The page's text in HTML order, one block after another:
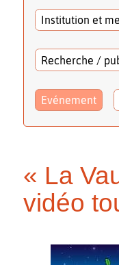
Institution et
Recherche /
Evénement
« La
vidéo